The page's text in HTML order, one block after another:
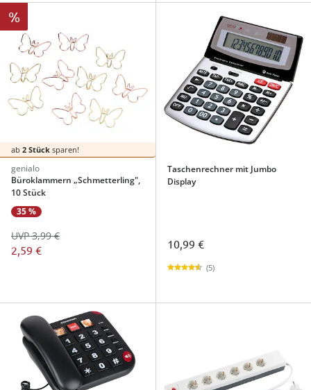
%
ab 2 Stück sparen!
genialo
Büroklammern „Schmetterling",
10 Stück
35 %
2,59 €
UVP 3,99 €
Taschenrechner mit Jumbo
Display
10,99 €
(5)